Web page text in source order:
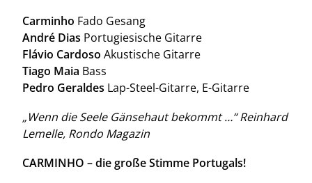
Carminho Fado Gesang
André Dias Portugiesische Gitarre
Flávio Cardoso Akustische Gitarre
Tiago Maia Bass
Pedro Geraldes Lap-Steel-Gitarre, E-Gitarre
„Wenn die Seele Gänsehaut bekommt …“ Reinhard
Lemelle, Rondo Magazin
CARMINHO – die große Stimme Portugals!